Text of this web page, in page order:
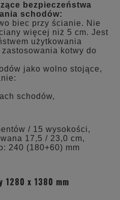
bezpieczeństwa
schodów:
biec przy ścianie. Nie
więcej niż 5 cm. Jest
użytkowania
kotwy do
jako wolno stojące,
schodów,
/ 15 wysokości,
17,5 / 23,0 cm,
240 (180+60) mm
1280 x 1380 mm